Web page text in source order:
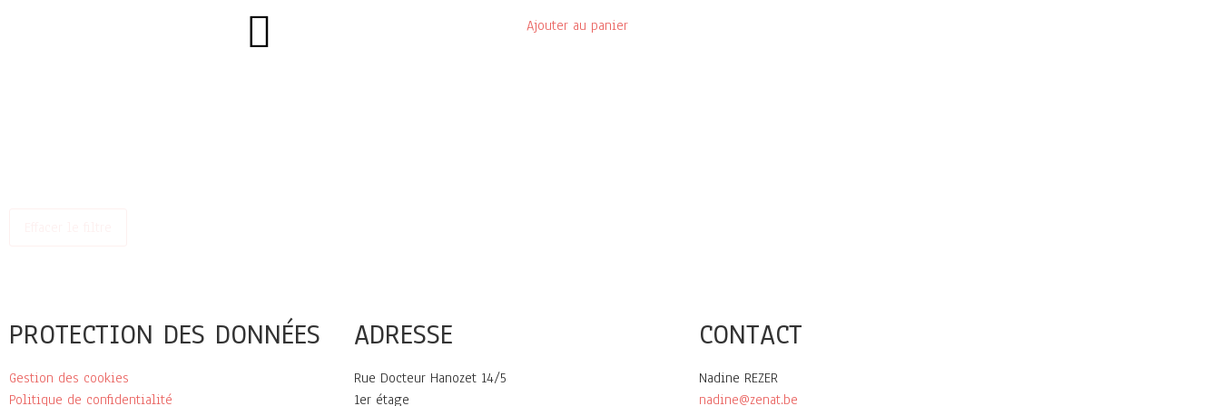
Ajouter au panier
PROTECTION DES DONNÉES
Gestion des cookies
Politique de confidentialité
ADRESSE
Rue Docteur Hanozet 14/5
1er étage
CONTACT
Nadine REZER
nadine@zenat.be